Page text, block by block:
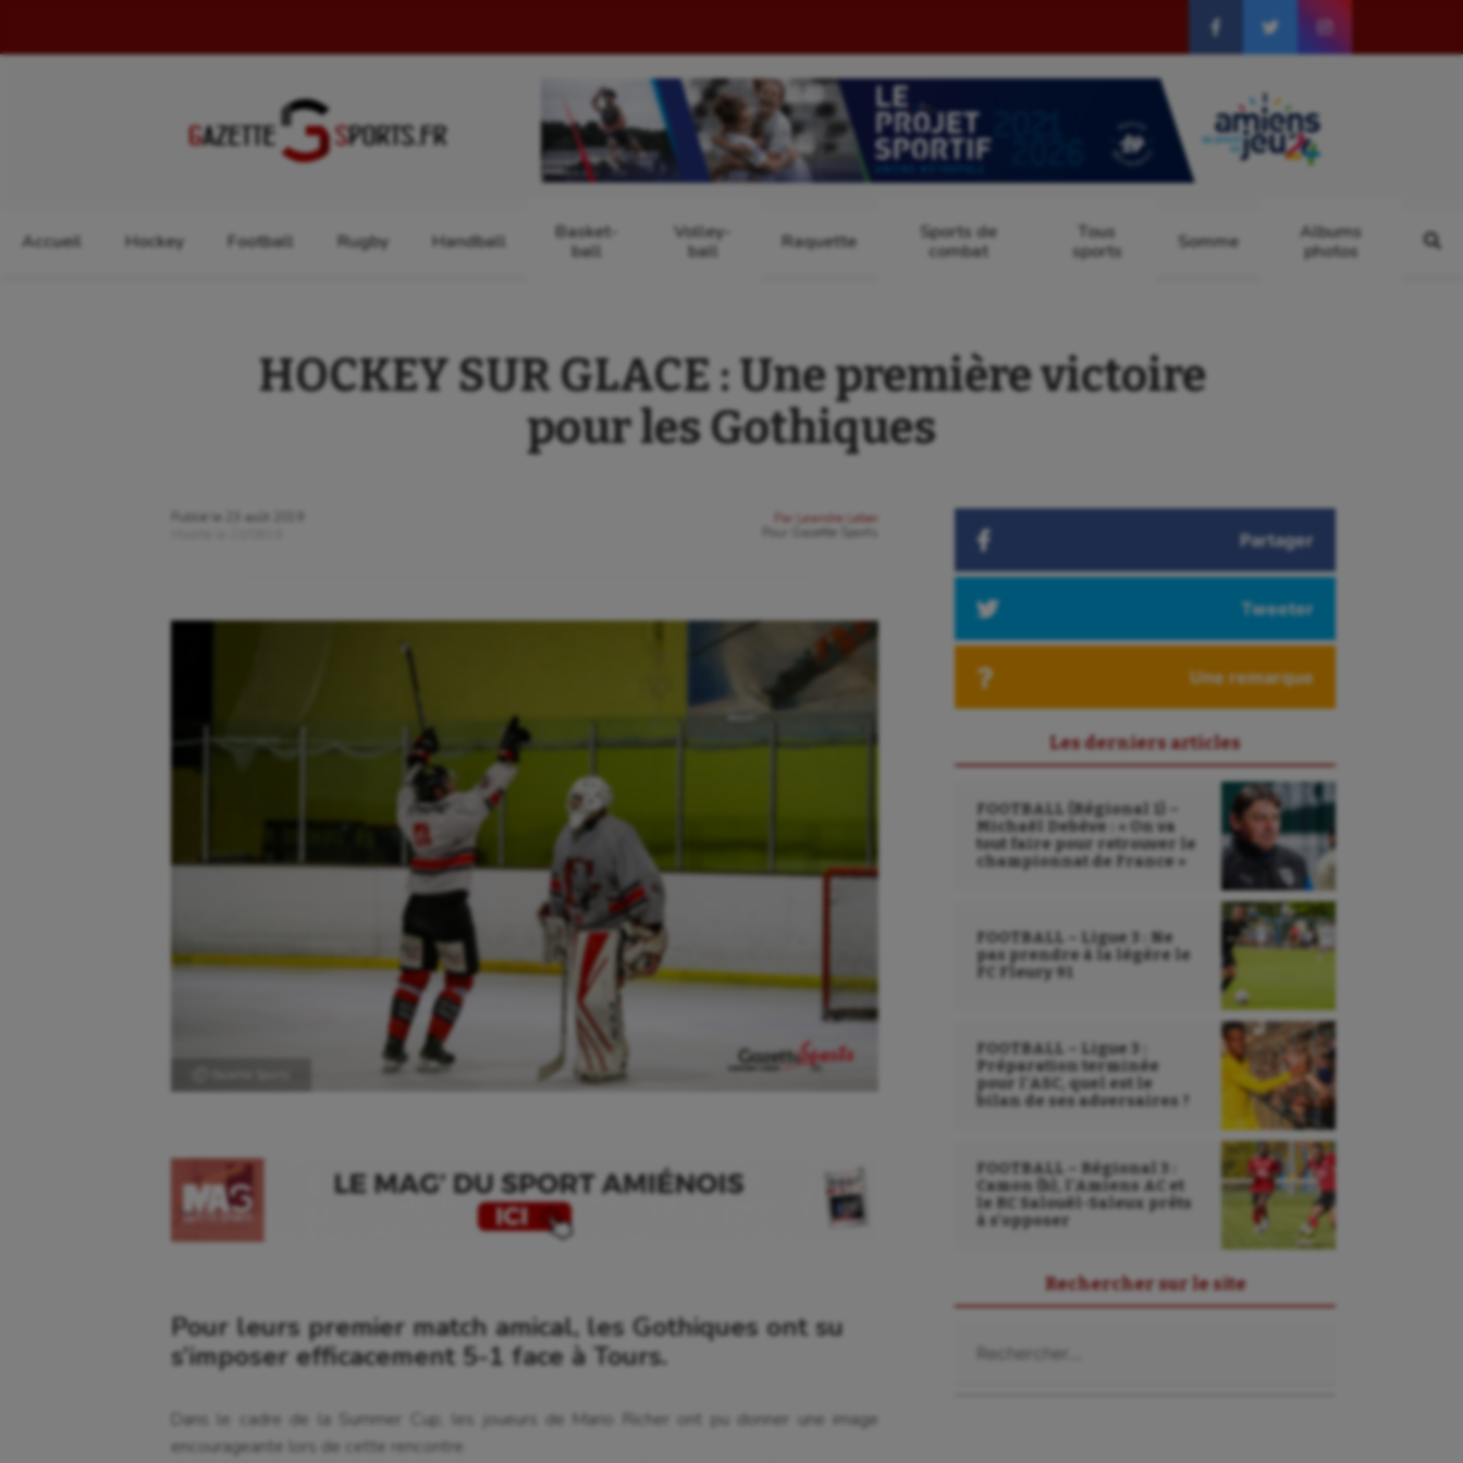
Accueil Hockey Football Rugby Handball
Basket-
ball
Volley-
ball
Raquette
Sports de
combat
Tous
sports
Somme
Albums
photos
HOCKEY SUR GLACE : Une première victoire
pour les Gothiques
Publié le
23 août 2019
Par
Leandre Leber
Gazette Sports
Pour leurs premier match amical, les Gothiques ont su
s’imposer efficacement 5-1 face à Tours.
Dans le cadre de la Summer Cup, les joueurs de Mario Richer ont pu donner une image
encourageante lors de cette rencontre.
Partager
Tweeter
Une remarque
Les derniers articles
FOOTBALL (Régional 1) –
Michaël Debève : « On va
tout faire pour retrouver le
championnat de France »
FOOTBALL – Ligue 3 : Ne
pas prendre à la légère le
FC Fleury 91
FOOTBALL – Ligue 3 :
Préparation terminée
pour l’ASC, quel est le
bilan de ses adversaires ?
FOOTBALL – Régional 3 :
Camon (b), l’Amiens AC et
le RC Salouël-Saleux prêts
à s’opposer
Rechercher sur le site